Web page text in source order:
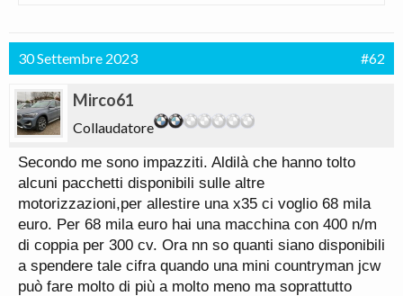
30 Settembre 2023 #62
Mirco61
Collaudatore
Secondo me sono impazziti. Aldilà che hanno tolto
alcuni pacchetti disponibili sulle altre
motorizzazioni,per allestire una x35 ci voglio 68 mila
euro. Per 68 mila euro hai una macchina con 400 n/m
di coppia per 300 cv. Ora nn so quanti siano disponibili
a spendere tale cifra quando una mini countryman jcw
può fare molto di più a molto meno ma soprattutto